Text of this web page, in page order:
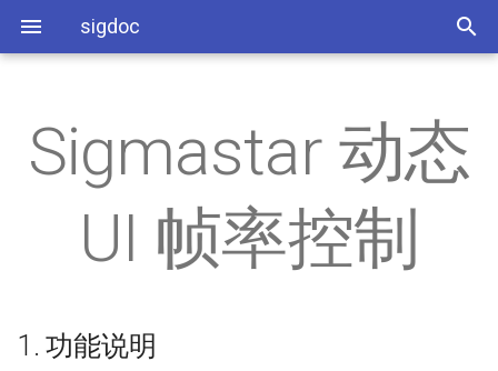
sigdoc
环境搭建
Demo板硬件说明
SDK模块API AEC
AED
AI
SSD_PADMUX参考说明
SSD_ADC使用参考
SSD_GPIO使用参考
平台开发参考
系统相关
分区配置
媒体相关
系统配置
应用开发
RISCV开发环境使用指南
BSP开发参考
PM8051使用指南
1. 功能说明
Sigmastar 动态
UI 帧率控制
1. 功能说明